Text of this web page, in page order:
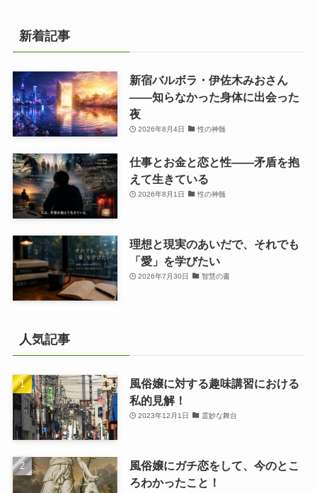
新着記事
新宿バルボラ・伊佐木みおさん
――知らなかった身体に出会った
夜
2026年8月4日 性の神髄
仕事とお金と恋と性——矛盾を抱
えて生きている
2026年8月1日 性の神髄
理想と現実のあいだで、それでも
「愛」を学びたい
2026年7月30日 智慧の書
人気記事
風俗嬢に対する趣味講習における
私的見解！
2023年12月1日 霊妙な舞台
風俗嬢にガチ恋をして、今のとこ
ろわかったこと！